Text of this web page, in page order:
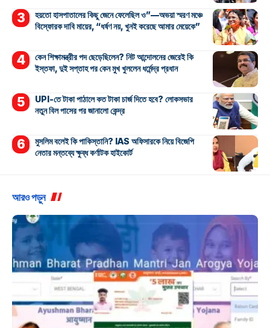
হয়তো হাসপাতালের কিছু জেনে ফেলেছিল ও”—অভয়া স্মরণ মঞ্চে
বিস্ফোরক দাবি মায়ের, “ধর্ষণ নয়, খুনই করেছে আমার মেয়েকে”
কেন শিক্ষামন্ত্রীর পদ ছেড়েছিলেন? নিট আন্দোলনের জেরেই কি
ইস্তফা, দুই সপ্তাহ পর কেন মুখ খুললেন ধর্মেন্দ্র প্রধান
UPI-তে টাকা পাঠালে কত টাকা চার্জ দিতে হবে? লোকসভার
নতুন বিল পাসের পর জানালো কেন্দ্র
মুসলিম বলেই কি পাকিস্তানি? IAS অফিসারকে নিয়ে বিজেপি
নেতার মন্তব্যে ক্ষুব্ধ কর্ণাটক হাইকোর্ট
আরও পড়ুন